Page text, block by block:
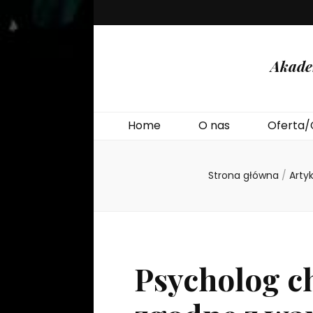
Home O nas Oferta/
Strona główna /
Psycholog